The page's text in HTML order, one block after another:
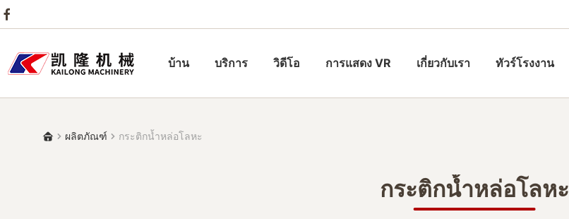
บ้าน บริการ วิดีโอ การแสดง VR เกี่ยวกับเรา ทัวร์โรงงาน
ผลิตภัณฑ์ กระติกน้ำหล่อโลหะ
กระติกน้ำหล่อโลหะ